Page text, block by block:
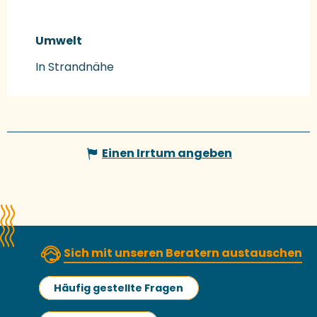
Umwelt
Umwelt
In Strandnähe
Einen Irrtum angeben
Sich mit unseren Beratern austauschen
Häufig gestellte Fragen